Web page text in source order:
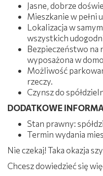
Jasne, dobrze
Mieszkanie w pełni
Lokalizacja w
wszystkich
Bezpieczeństwo na
wyposażona w
Możliwość
rzeczy.
Czynsz do
DODATKOWE
Stan prawny:
Termin wydania
Nie czekaj! Taka okazja
Chcesz dowiedzieć się